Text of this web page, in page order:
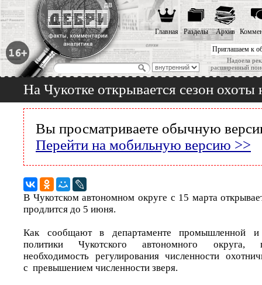
Приглашаем к
Надоела
расширенный
Главная Разделы Архив
На Чукотке открывается сезон охоты
Вы просматриваете обычную
Перейти на мобильную версию >>
В Чукотском автономном округе с 15 марта
продлится до 5 июня.
Как сообщают в департаменте промышленной и
политики Чукотского автономного округа,
необходимость регулирования численности
с превышением численности зверя.